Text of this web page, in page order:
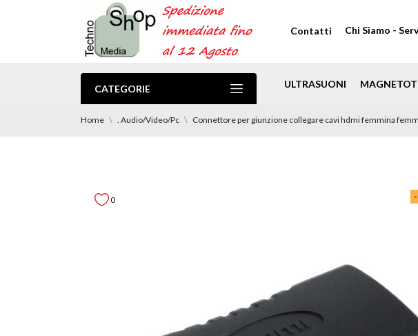
Contatti Chi Siamo -
CATEGORIE ULTRASUONI
Home . Audio/Video/Pc Connettore per giunzione collegare cavi hdmi femmina
-
0